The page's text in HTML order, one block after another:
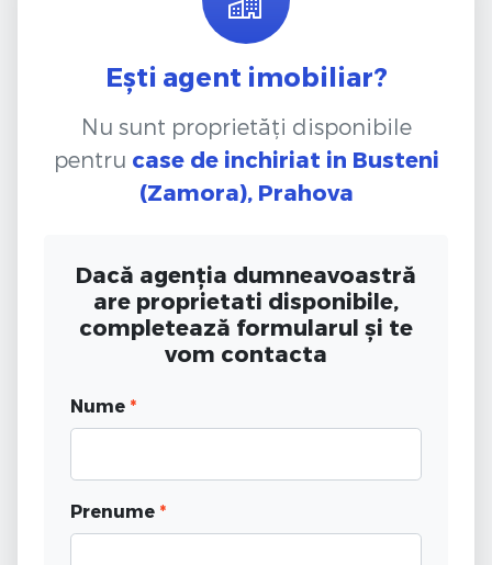
Ești agent imobiliar?
Nu sunt proprietăți disponibile
pentru case de inchiriat in Busteni
(Zamora), Prahova
Dacă agenția dumneavoastră
are proprietati disponibile,
completează formularul și te
vom contacta
Nume *
Prenume *